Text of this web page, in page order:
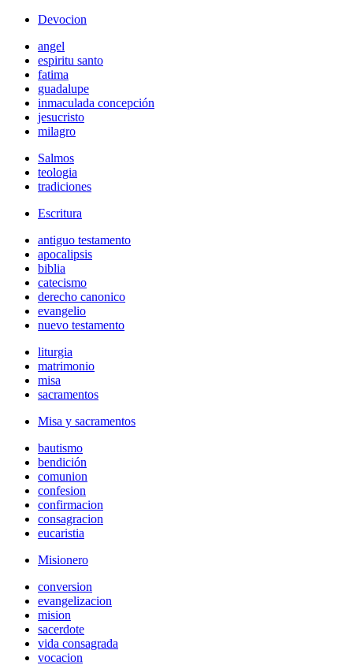
Devocion
angel
espiritu santo
fatima
guadalupe
inmaculada concepción
jesucristo
milagro
Salmos
teologia
tradiciones
Escritura
antiguo testamento
apocalipsis
biblia
catecismo
derecho canonico
evangelio
nuevo testamento
liturgia
matrimonio
misa
sacramentos
Misa y sacramentos
bautismo
bendición
comunion
confesion
confirmacion
consagracion
eucaristia
Misionero
conversion
evangelizacion
mision
sacerdote
vida consagrada
vocacion